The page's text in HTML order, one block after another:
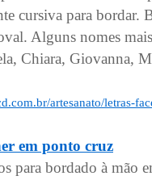
cursiva para bordar.
Alguns nomes
Chiara, Giovanna,
artesanato/letras-
em ponto cruz
para bordado à mão